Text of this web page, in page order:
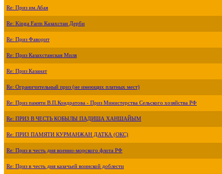
Re: Приз им.Абая
Re: Kinga Farm Казахстан Дерби
Re: Приз Фаворит
Re: Приз Казахстанская Миля
Re: Приз Казанат
Re: Ограничительный приз (не имеющих платных мест)
Re: Приз памяти В.П.Кондратова - Приз Министерства Сельского хозяйства РФ
Re: ПРИЗ В ЧЕСТЬ КОБЫЛЫ ПАДИША ХАНШАЙЫМ
Re: ПРИЗ ПАМЯТИ КУРМАНЖАН ДАТКА (ОКС)
Re: Приз в честь дня военно-морского флота РФ
Re: Приз в честь дня казачьей воинской доблести